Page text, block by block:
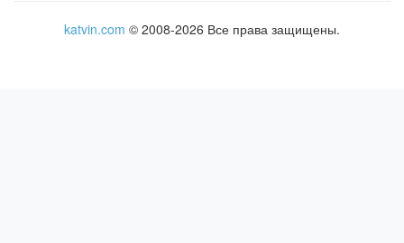
katvin.com © 2008-2026 Все права защищены.